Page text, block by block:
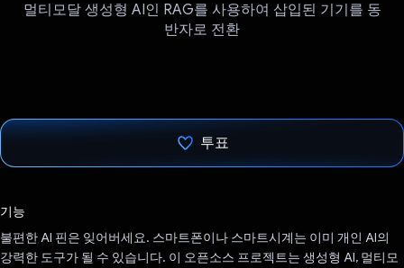
멀티모달 생성형 AI인 RAG를 사용하여 삽입된 기기를 동
반자로 전환
투표
기능
불편한 AI 핀은 잊어버세요. 스마트폰이나 스마트시계는 이미 개인 AI의
강력한 도구가 될 수 있습니다. 이 오픈소스 프로젝트는 생성형 AI, 멀티모